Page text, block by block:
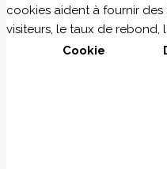
cookies aident à fournir
visiteurs, le taux de rebond,
Cookie